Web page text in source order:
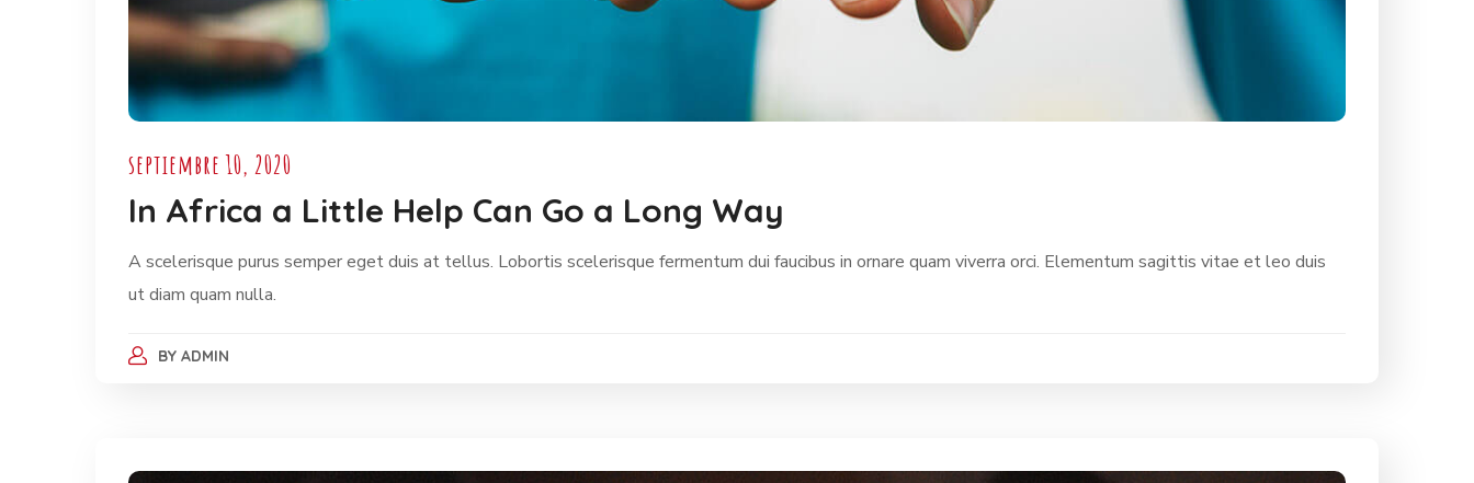
septiembre 10, 2020
In Africa a Little Help Can Go a Long Way
A scelerisque purus semper eget duis at tellus. Lobortis scelerisque fermentum dui faucibus in ornare quam viverra orci. Elementum sagittis vitae et leo duis
ut diam quam nulla.
BY ADMIN